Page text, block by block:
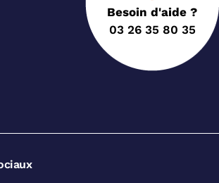
Besoin d'aide ?
03 26 35 80 35